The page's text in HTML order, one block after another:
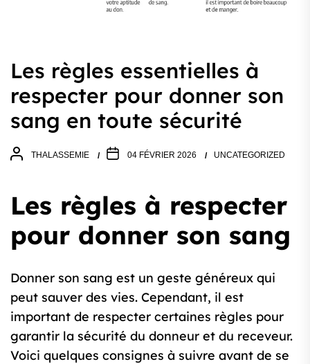
Les règles essentielles à
respecter pour donner son
sang en toute sécurité
THALASSEMIE 04 FÉVRIER 2026 UNCATEGORIZED
Les règles à respecter
pour donner son sang
Donner son sang est un geste généreux qui
peut sauver des vies. Cependant, il est
important de respecter certaines règles pour
garantir la sécurité du donneur et du receveur.
Voici quelques consignes à suivre avant de se